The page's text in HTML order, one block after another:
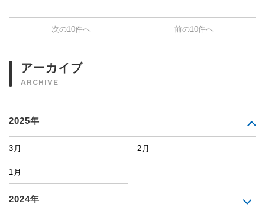
次の10件へ 前の10件へ
アーカイブ
ARCHIVE
2025年
3月 2月
1月
2024年